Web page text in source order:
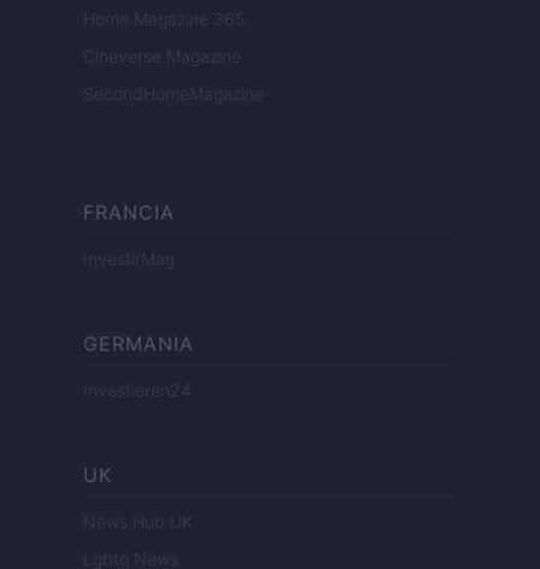
Home Magazine 365
Cineverse Magazine
SecondHomeMagazine
FRANCIA
InvestirMag
GERMANIA
Investieren24
UK
News Hub UK
Lgbtq News